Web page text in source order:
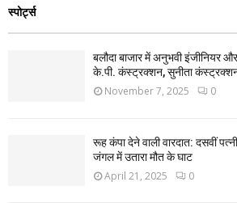
स्पोर्ट्स
बलौदा बाजार में अनुभवी इंजीनियर
के.पी. कंस्ट्रक्शन, सुनीता
November 7, 2025 0
रूह कंपा देने वाली वारदात: दसवीं
जंगल में उतारा मौत के घाट
April 21, 2025 0